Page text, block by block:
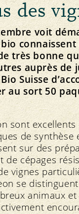
ressources
affouragement
et vision
presse
des photos
des logos
des
voit
bio
très bonne
auprès de
Suisse
au sort 50
sont
de
sur des
de cépages
vignes
se
animaux